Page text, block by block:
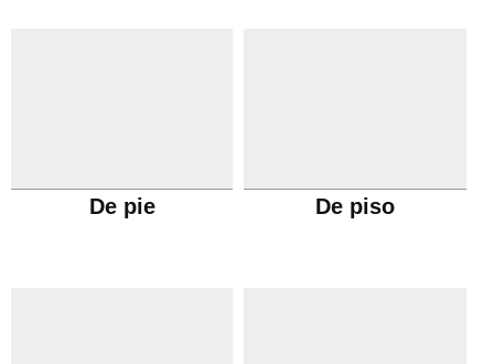
De pie De piso